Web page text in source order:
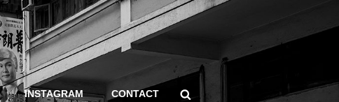
INSTAGRAM CONTACT Search